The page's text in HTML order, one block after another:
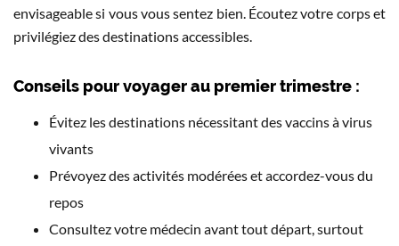
envisageable si vous vous sentez bien. Écoutez votre corps et
privilégiez des destinations accessibles.
Conseils pour voyager au premier trimestre :
Évitez les destinations nécessitant des vaccins à virus
vivants
Prévoyez des activités modérées et accordez-vous du
repos
Consultez votre médecin avant tout départ, surtout